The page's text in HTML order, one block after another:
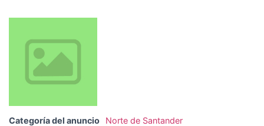
Categoría del anuncio
Norte de Santander